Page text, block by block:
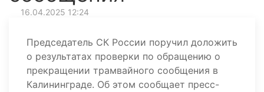
16.04.2025 12:24
Председатель СК России поручил доложить
о результатах проверки по обращению о
прекращении трамвайного сообщения в
Калининграде. Об этом сообщает пресс-